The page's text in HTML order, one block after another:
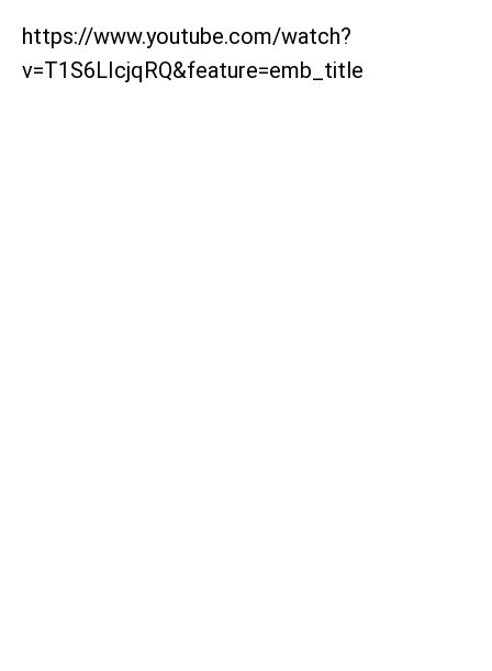
https://www.youtube.com/watch?
v=T1S6LIcjqRQ&feature=emb_title